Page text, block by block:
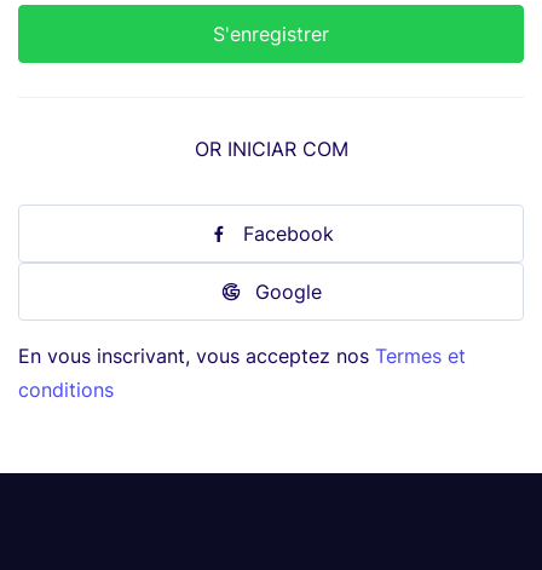
OR INICIAR COM
Facebook
Google
En vous inscrivant, vous acceptez nos Termes et
conditions